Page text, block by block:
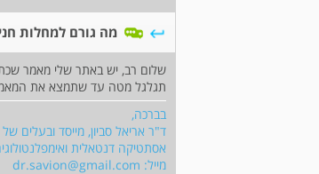
מה גורם למחלות
שלום רב, יש באתר שלי מאמר
תגלגל מטה עד שתמצא את
בברכה,
ד"ר אריאל סביון, מייסד ובעלים
אסתטיקה דנטאלית
מייל: dr.savion@gmail.com